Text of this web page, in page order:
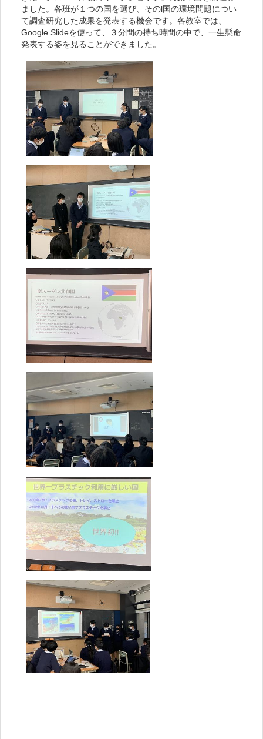
ました。各班が１つの国を選び、そのl国の環境問題につい
て調査研究した成果を発表する機会です。各教室では、
Google Slideを使って、３分間の持ち時間の中で、一生懸命
発表する姿を見ることができました。